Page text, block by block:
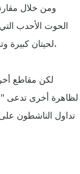
ومن خلال
الحوت الأحدب
لحيتان كبيرة وتوحي بإمكان سماعها مباشرة دون أجهزة، وهو سر الإثارة في هذه المقاطع.
لكن مقاطع
لظاهرة أخرى تدعى
تداول الناشطون